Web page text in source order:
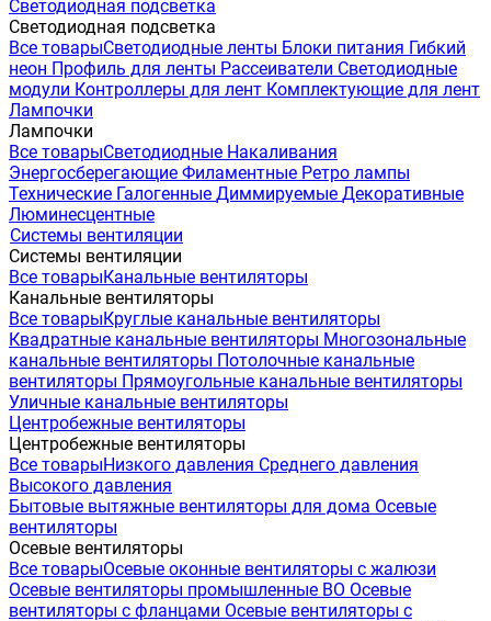
Светодиодная подсветка
Светодиодная подсветка
Все товарыСветодиодные ленты Блоки питания Гибкий
неон Профиль для ленты Рассеиватели Светодиодные
модули Контроллеры для лент Комплектующие для лент
Лампочки
Лампочки
Все товарыСветодиодные Накаливания
Энергосберегающие Филаментные Ретро лампы
Технические Галогенные Диммируемые Декоративные
Люминесцентные
Системы вентиляции
Системы вентиляции
Все товарыКанальные вентиляторы
Канальные вентиляторы
Все товарыКруглые канальные вентиляторы
Квадратные канальные вентиляторы Многозональные
канальные вентиляторы Потолочные канальные
вентиляторы Прямоугольные канальные вентиляторы
Уличные канальные вентиляторы
Центробежные вентиляторы
Центробежные вентиляторы
Все товарыНизкого давления Среднего давления
Высокого давления
Бытовые вытяжные вентиляторы для дома Осевые
вентиляторы
Осевые вентиляторы
Все товарыОсевые оконные вентиляторы с жалюзи
Осевые вентиляторы промышленные ВО Осевые
вентиляторы с фланцами Осевые вентиляторы с